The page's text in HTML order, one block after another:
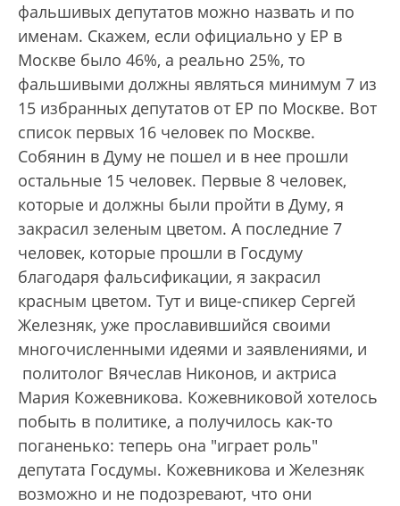
фальшивых депутатов можно назвать и по
именам. Скажем, если официально у ЕР в
Москве было 46%, а реально 25%, то
фальшивыми должны являться минимум 7 из
15 избранных депутатов от ЕР по Москве. Вот
список первых 16 человек по Москве.
Собянин в Думу не пошел и в нее прошли
остальные 15 человек. Первые 8 человек,
которые и должны были пройти в Думу, я
закрасил зеленым цветом. А последние 7
человек, которые прошли в Госдуму
благодаря фальсификации, я закрасил
красным цветом. Тут и вице-спикер Сергей
Железняк, уже прославившийся своими
многочисленными идеями и заявлениями, и
политолог Вячеслав Никонов, и актриса
Мария Кожевникова. Кожевниковой хотелось
побыть в политике, а получилось как-то
поганенько: теперь она "играет роль"
депутата Госдумы. Кожевникова и Железняк
возможно и не подозревают, что они